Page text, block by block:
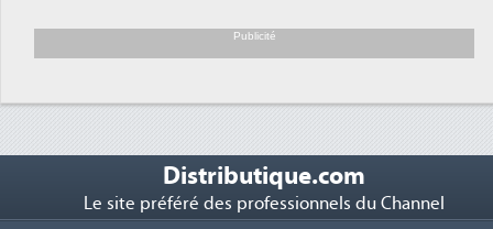
Publicité
Distributique.com
Le site préféré des professionnels du Channel